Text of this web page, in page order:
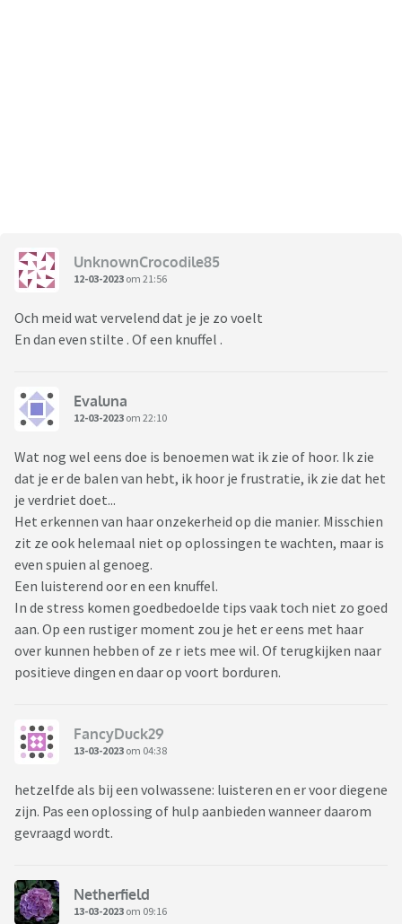
UnknownCrocodile85
12-03-2023 om 21:56
Och meid wat vervelend dat je je zo voelt
En dan even stilte . Of een knuffel .
Evaluna
12-03-2023 om 22:10
Wat nog wel eens doe is benoemen wat ik zie of hoor. Ik zie
dat je er de balen van hebt, ik hoor je frustratie, ik zie dat het
je verdriet doet...
Het erkennen van haar onzekerheid op die manier. Misschien
zit ze ook helemaal niet op oplossingen te wachten, maar is
even spuien al genoeg.
Een luisterend oor en een knuffel.
In de stress komen goedbedoelde tips vaak toch niet zo goed
aan. Op een rustiger moment zou je het er eens met haar
over kunnen hebben of ze r iets mee wil. Of terugkijken naar
positieve dingen en daar op voort borduren.
FancyDuck29
13-03-2023 om 04:38
hetzelfde als bij een volwassene: luisteren en er voor diegene
zijn. Pas een oplossing of hulp aanbieden wanneer daarom
gevraagd wordt.
Netherfield
13-03-2023 om 09:16